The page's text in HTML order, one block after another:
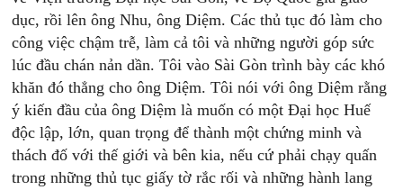
dục, rồi lên ông Nhu, ông Diệm. Các thủ tục đó làm cho
công việc chậm trễ, làm cả tôi và những người góp sức
lúc đầu chán nản dần. Tôi vào Sài Gòn trình bày các khó
khăn đó thẳng cho ông Diệm. Tôi nói với ông Diệm rằng
ý kiến đầu của ông Diệm là muốn có một Đại học Huế
độc lập, lớn, quan trọng để thành một chứng minh và
thách đố với thế giới và bên kia, nếu cứ phải chạy quấn
trong những thủ tục giấy tờ rắc rối và những hành lang